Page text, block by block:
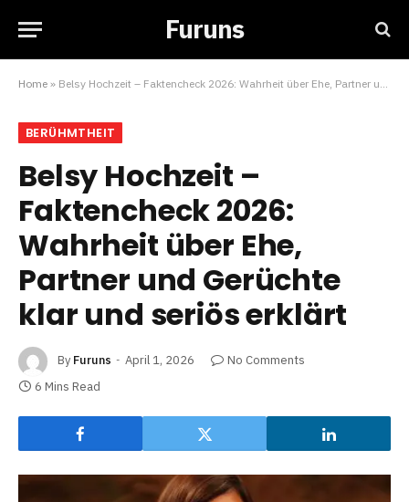
Furuns
Home » Belsy Hochzeit – Faktencheck 2026: Wahrheit über Ehe, Partner und Gerüchte klar und seriös erklärt
BERÜHMTHEIT
Belsy Hochzeit –
Faktencheck 2026:
Wahrheit über Ehe,
Partner und Gerüchte
klar und seriös erklärt
By Furuns April 1, 2026
No Comments
6 Mins Read